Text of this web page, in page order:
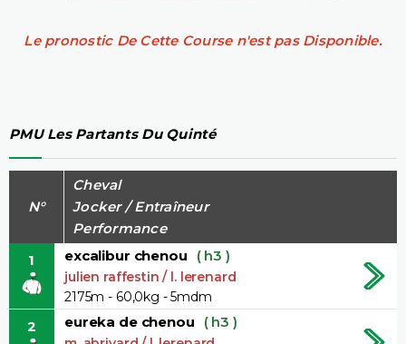
Le pronostic De Cette Course n'est pas Disponible.
PMU Les Partants Du Quinté
N°
Cheval
Jocker / Entraîneur
Performance
1
excalibur chenou ( h3 )
julien raffestin / l. lerenard
2175m - 60,0kg - 5mdm
2 eureka de chenou ( h3 )